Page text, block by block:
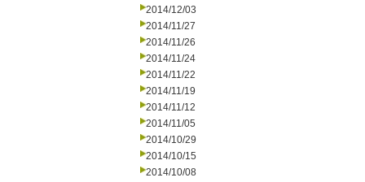
2014/12/03
2014/11/27
2014/11/26
2014/11/24
2014/11/22
2014/11/19
2014/11/12
2014/11/05
2014/10/29
2014/10/15
2014/10/08